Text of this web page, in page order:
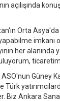
açılışında
Orta
imkanı
her alanında
ASO'nun Güney
Türk
Biz Ankara